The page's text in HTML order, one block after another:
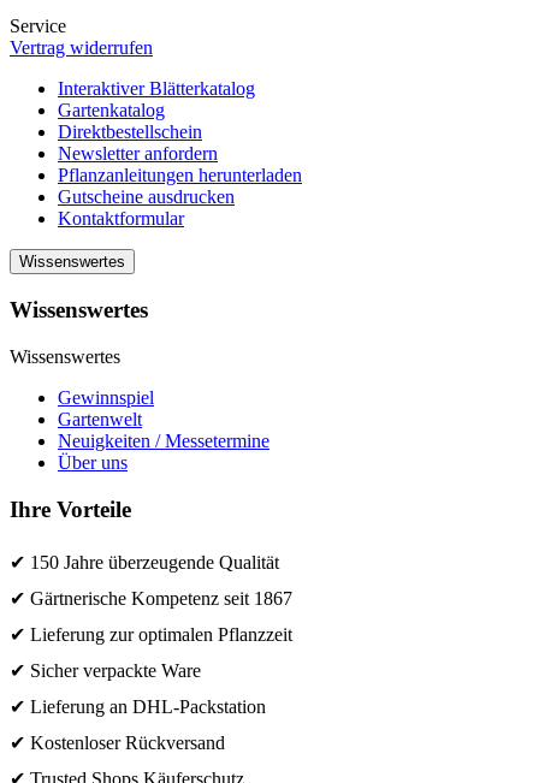
Service
Vertrag widerrufen
Interaktiver Blätterkatalog
Gartenkatalog
Direktbestellschein
Newsletter anfordern
Pflanzanleitungen herunterladen
Gutscheine ausdrucken
Kontaktformular
Wissenswertes
Wissenswertes
Wissenswertes
Gewinnspiel
Gartenwelt
Neuigkeiten / Messetermine
Über uns
Ihre Vorteile
✔ 150 Jahre überzeugende Qualität
✔ Gärtnerische Kompetenz seit 1867
✔ Lieferung zur optimalen Pflanzzeit
✔ Sicher verpackte Ware
✔ Lieferung an DHL-Packstation
✔ Kostenloser Rückversand